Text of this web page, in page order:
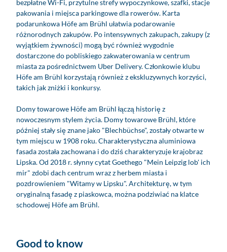
bezpłatne Wi-Fi, przytulne strefy wypoczynkowe, szafki, stacje
pakowania i miejsca parkingowe dla rowerów. Karta
podarunkowa Höfe am Brühl ułatwia podarowanie
różnorodnych zakupów. Po intensywnych zakupach, zakupy (z
wyjątkiem żywności) mogą być również wygodnie
dostarczone do pobliskiego zakwaterowania w centrum
miasta za pośrednictwem Uber Delivery. Członkowie klubu
Höfe am Brühl korzystają również z ekskluzywnych korzyści,
takich jak zniżki i konkursy.
Domy towarowe Höfe am Brühl łączą historię z
nowoczesnym stylem życia. Domy towarowe Brühl, które
później stały się znane jako "Blechbüchse", zostały otwarte w
tym miejscu w 1908 roku. Charakterystyczna aluminiowa
fasada została zachowana i do dziś charakteryzuje krajobraz
Lipska. Od 2018 r. słynny cytat Goethego "Mein Leipzig lob' ich
mir" zdobi dach centrum wraz z herbem miasta i
pozdrowieniem "Witamy w Lipsku". Architekturę, w tym
oryginalną fasadę z piaskowca, można podziwiać na klatce
schodowej Höfe am Brühl.
Good to know